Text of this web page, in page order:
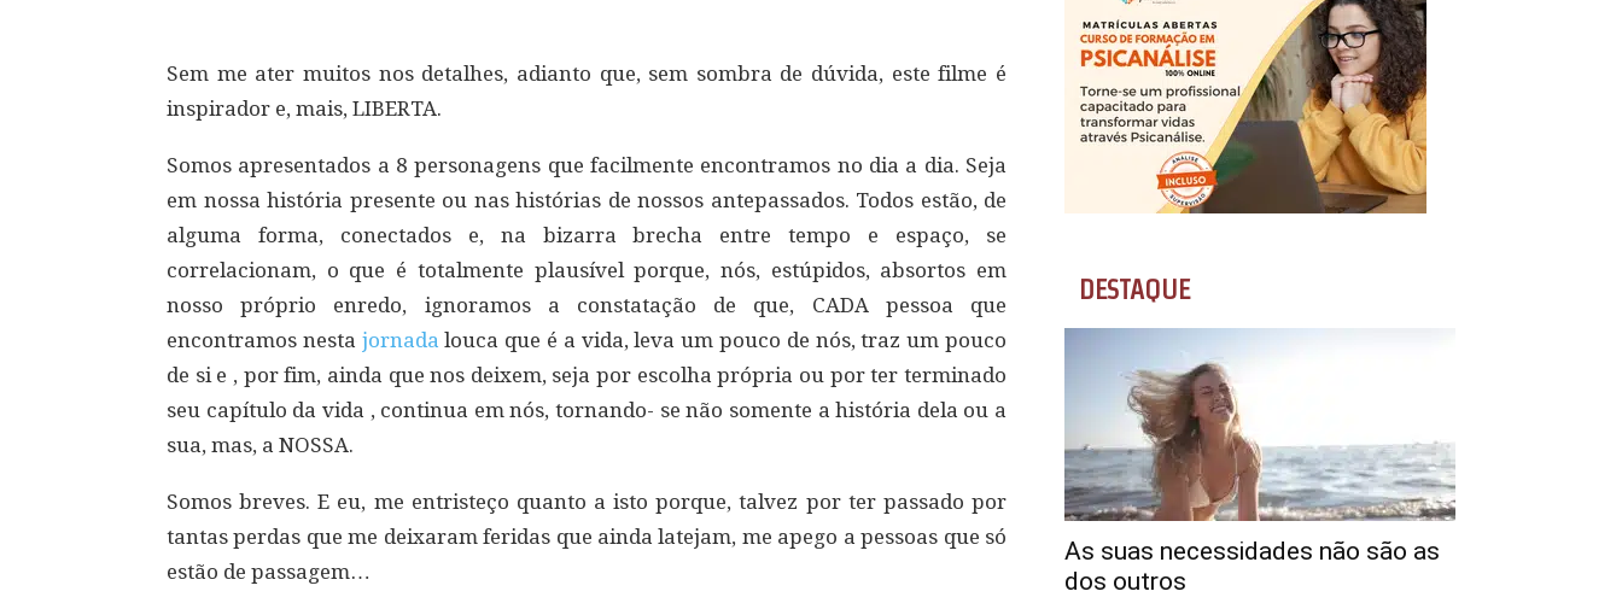
Sem me ater muitos nos detalhes, adianto que, sem sombra de dúvida, este filme é
inspirador e, mais, LIBERTA.
Somos apresentados a 8 personagens que facilmente encontramos no dia a dia. Seja
em nossa história presente ou nas histórias de nossos antepassados. Todos estão, de
alguma forma, conectados e, na bizarra brecha entre tempo e espaço, se
correlacionam, o que é totalmente plausível porque, nós, estúpidos, absortos em
nosso próprio enredo, ignoramos a constatação de que, CADA pessoa que
encontramos nesta jornada louca que é a vida, leva um pouco de nós, traz um pouco
de si e , por fim, ainda que nos deixem, seja por escolha própria ou por ter terminado
seu capítulo da vida , continua em nós, tornando- se não somente a história dela ou a
sua, mas, a NOSSA.
Somos breves. E eu, me entristeço quanto a isto porque, talvez por ter passado por
tantas perdas que me deixaram feridas que ainda latejam, me apego a pessoas que só
estão de passagem…
DESTAQUE
As suas necessidades não são as
dos outros